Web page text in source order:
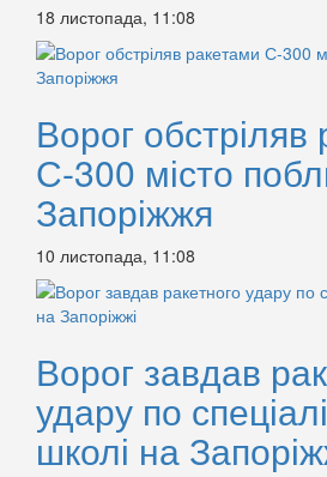
18 листопада, 11:08
Ворог обстріляв
С-300 місто
Запоріжжя
10 листопада, 11:08
Ворог завдав
удару по
школі на